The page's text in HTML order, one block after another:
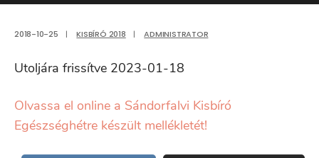
2018-10-25 | KISBÍRÓ 2018 | ADMINISTRATOR
Utoljára frissítve 2023-01-18
Olvassa el online a Sándorfalvi Kisbíró
Egészséghétre készült mellékletét!